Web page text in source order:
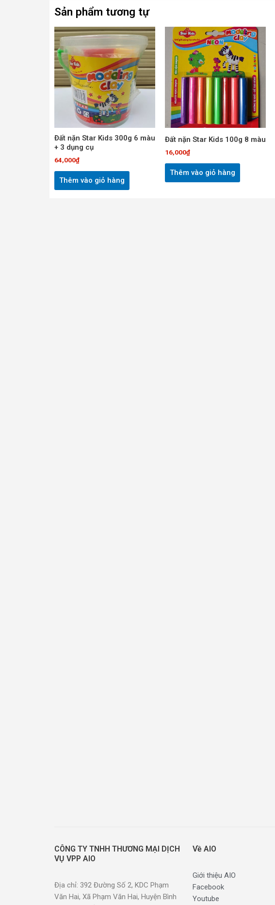
Sản phẩm tương tự
Đất nặn Star Kids 300g 6 màu
+ 3 dụng cụ
64,000₫
Thêm vào giỏ hàng
Đất nặn Star Kids 100g 8 màu
16,000₫
Thêm vào giỏ hàng
CÔNG TY TNHH THƯƠNG MẠI DỊCH
VỤ VPP AIO
Địa chỉ: 392 Đường Số 2, KDC Phạm
Văn Hai, Xã Phạm Văn Hai, Huyện Bình
Về AIO
Giới thiệu AIO
Facebook
Youtube